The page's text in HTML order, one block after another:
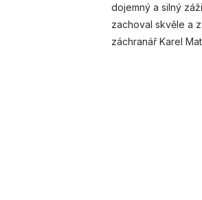
dojemný a silný
zachoval skvěle a
záchranář Karel